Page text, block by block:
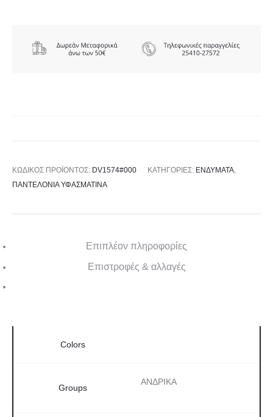
ΚΩΔΙΚΌΣ ΠΡΟΪΌΝΤΟΣ: DV1574#000 ΚΑΤΗΓΟΡΊΕΣ: ΕΝΔΥΜΑΤΑ
ΠΑΝΤΕΛΟΝΙΑ ΥΦΑΣΜΑΤΙΝΑ
Επιπλέον πληροφορίες
Επιστροφές & αλλαγές
Colors
Groups
ΑΝΔΡΙΚΑ